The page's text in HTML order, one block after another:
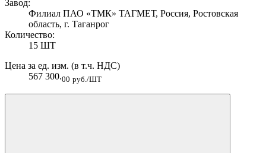
Завод:
Филиал ПАО «ТМК» ТАГМЕТ, Россия, Ростовская
область, г. Таганрог
Количество:
15 ШТ
Цена за ед. изм. (в т.ч. НДС)
567 300.00 руб./ШТ